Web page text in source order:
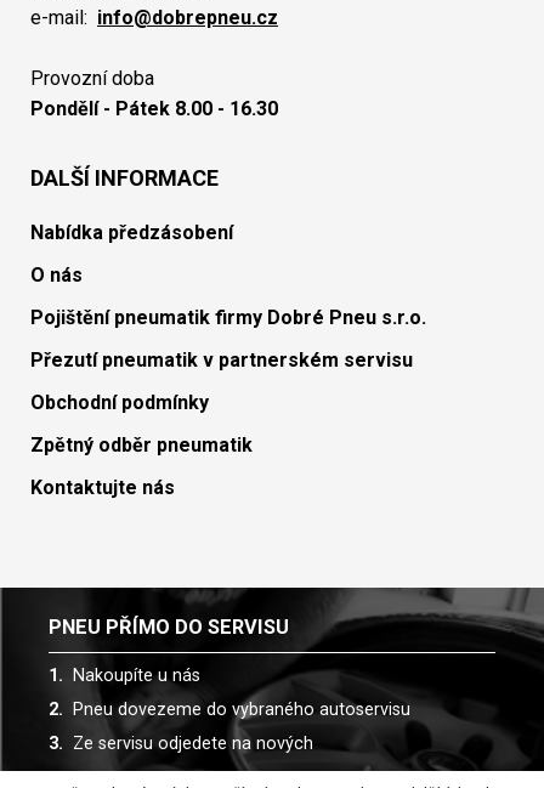
e-mail: info@dobrepneu.cz
Provozní doba
Pondělí - Pátek 8.00 - 16.30
DALŠÍ INFORMACE
Nabídka předzásobení
O nás
Pojištění pneumatik firmy Dobré Pneu s.r.o.
Přezutí pneumatik v partnerském servisu
Obchodní podmínky
Zpětný odběr pneumatik
Kontaktujte nás
PNEU PŘÍMO DO SERVISU
Nakoupíte u nás
Pneu dovezeme do vybraného autoservisu
Ze servisu odjedete na nových